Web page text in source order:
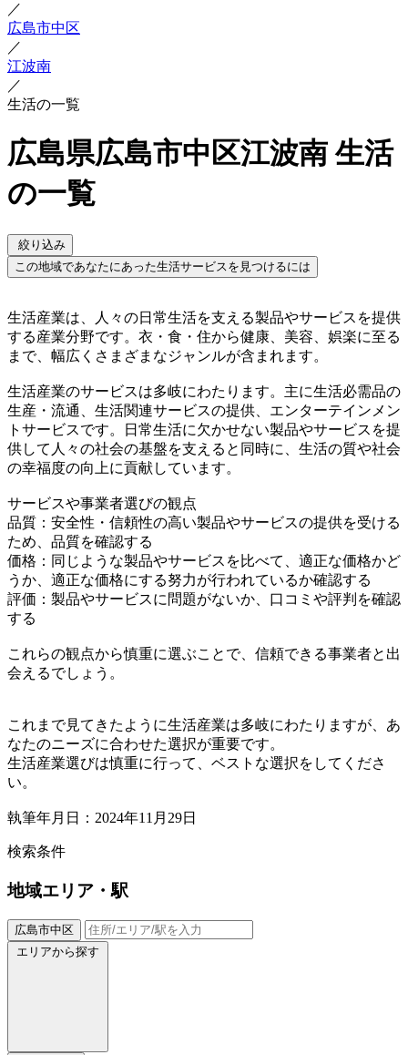
／
広島市中区
／
江波南
／
生活の一覧
広島県広島市中区江波南 生活
の一覧
絞り込み
この地域であなたにあった生活サービスを見つけるには
生活産業は、人々の日常生活を支える製品やサービスを提供
する産業分野です。衣・食・住から健康、美容、娯楽に至る
まで、幅広くさまざまなジャンルが含まれます。
生活産業のサービスは多岐にわたります。主に生活必需品の
生産・流通、生活関連サービスの提供、エンターテインメン
トサービスです。日常生活に欠かせない製品やサービスを提
供して人々の社会の基盤を支えると同時に、生活の質や社会
の幸福度の向上に貢献しています。
サービスや事業者選びの観点
品質：安全性・信頼性の高い製品やサービスの提供を受ける
ため、品質を確認する
価格：同じような製品やサービスを比べて、適正な価格かど
うか、適正な価格にする努力が行われているか確認する
評価：製品やサービスに問題がないか、口コミや評判を確認
する
これらの観点から慎重に選ぶことで、信頼できる事業者と出
会えるでしょう。
これまで見てきたように生活産業は多岐にわたりますが、あ
なたのニーズに合わせた選択が重要です。
生活産業選びは慎重に行って、ベストな選択をしてくださ
い。
執筆年月日：2024年11月29日
検索条件
地域エリア・駅
広島市中区
エリアから探す